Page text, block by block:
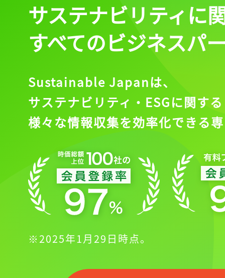
サステナビリティに
すべてのビジネスパ
Sustainable Japanは、
サステナビリティ・ESGに関する
様々な情報収集を効率化できる
※2025年1月29日時点。